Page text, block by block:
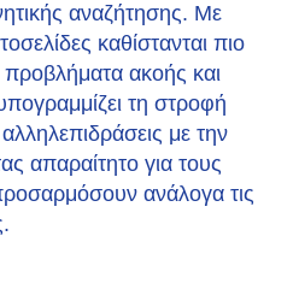
αναζήτησης. Με
καθίστανται πιο
προβλήματα ακοής και
τη στροφή
με την
απαραίτητο για τους
ανάλογα τις